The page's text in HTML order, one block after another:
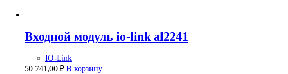
Входной модуль io-link al2241
IO-Link
50 741,00 ₽ В корзину